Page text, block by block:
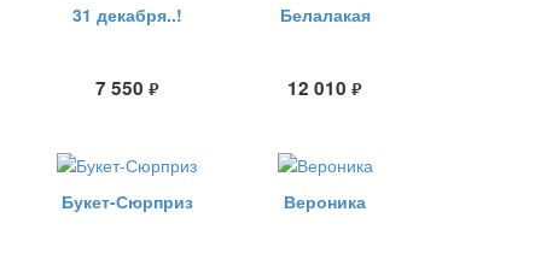
31 декабря..!
7 550 руб.
Белалакая
12 010 руб.
Букет-Сюрприз Вероника